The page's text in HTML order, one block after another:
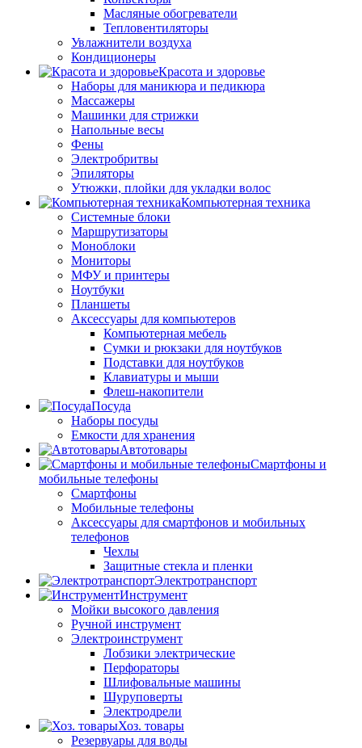
Масляные обогреватели
Тепловентиляторы
Увлажнители воздуха
Кондиционеры
Красота и здоровье
Наборы для маникюра и педикюра
Массажеры
Машинки для стрижки
Напольные весы
Фены
Электробритвы
Эпиляторы
Утюжки, плойки для укладки волос
Компьютерная техника
Системные блоки
Маршрутизаторы
Моноблоки
Мониторы
МФУ и принтеры
Ноутбуки
Планшеты
Аксессуары для компьютеров
Компьютерная мебель
Сумки и рюкзаки для ноутбуков
Подставки для ноутбуков
Клавиатуры и мыши
Флеш-накопители
Посуда
Наборы посуды
Емкости для хранения
Автотовары
Смартфоны и
мобильные телефоны
Смартфоны
Мобильные телефоны
Аксессуары для смартфонов и мобильных
телефонов
Чехлы
Защитные стекла и пленки
Электротранспорт
Инструмент
Мойки высокого давления
Ручной инструмент
Электроинструмент
Лобзики электрические
Перфораторы
Шлифовальные машины
Шуруповерты
Электродрели
Хоз. товары
Резервуары для воды